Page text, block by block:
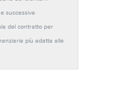
successive
del contratto per
più adatta alle